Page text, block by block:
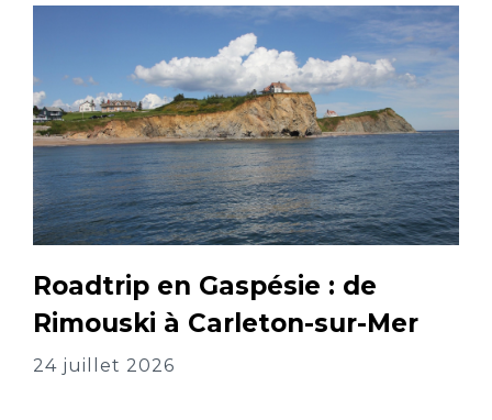
Roadtrip en Gaspésie : de
Rimouski à Carleton-sur-Mer
24 juillet 2026